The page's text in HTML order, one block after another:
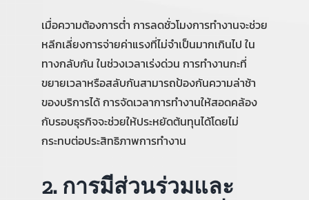
เมื่อความต้องการต่ำ การลดชั่วโมงการทำงานจะช่วย
หลีกเลี่ยงการจ่ายค่าแรงที่ไม่จำเป็นมากเกินไป ใน
ทางกลับกัน ในช่วงเวลาเร่งด่วน การทำงานกะที่
ขยายเวลาหรือสลับกันสามารถป้องกันความล่าช้า
ของบริการได้ การจัดเวลาการทำงานให้สอดคล้อง
กับรอบธุรกิจจะช่วยให้ประหยัดต้นทุนได้โดยไม่
กระทบต่อประสิทธิภาพการทำงาน
2. การมีส่วนร่วมและ